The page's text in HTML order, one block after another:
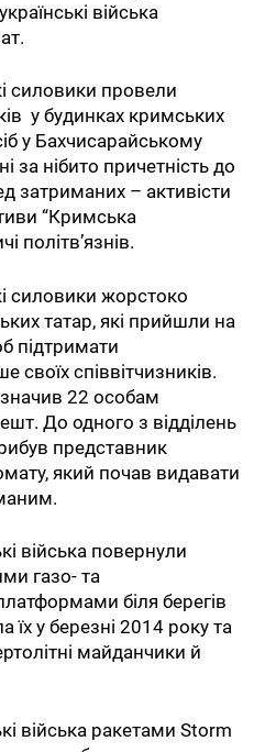
війська
силовики провели
у будинках кримських
у Бахчисарайському
за нібито причетність до
затриманих – активісти
“Кримська
політв’язнів.
силовики жорстоко
татар, які прийшли на
підтримати
своїх співвітчизників.
22 особам
До одного з відділень
представник
який почав видавати
війська повернули
газо- та
біля берегів
їх у березні 2014 року та
майданчики й
війська ракетами Storm